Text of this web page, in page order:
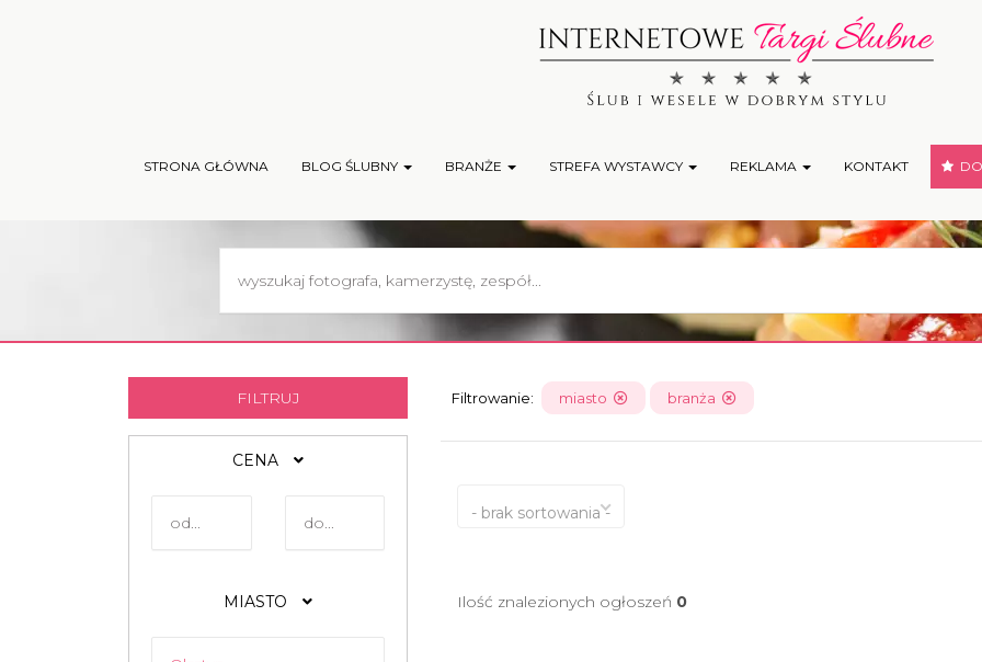
STRONA GŁÓWNA BLOG ŚLUBNY BRANŻE STREFA WYSTAWCY REKLAMA KONTAKT
FILTRUJ
CENA
MIASTO
Filtrowanie: miasto branża
- brak sortowania -
Ilość znalezionych ogłoszeń 0